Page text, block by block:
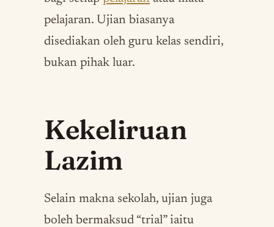
pelajaran. Ujian biasanya
disediakan oleh guru kelas sendiri,
bukan pihak luar.
Kekeliruan
Lazim
Selain makna sekolah, ujian juga
boleh bermaksud “trial” iaitu